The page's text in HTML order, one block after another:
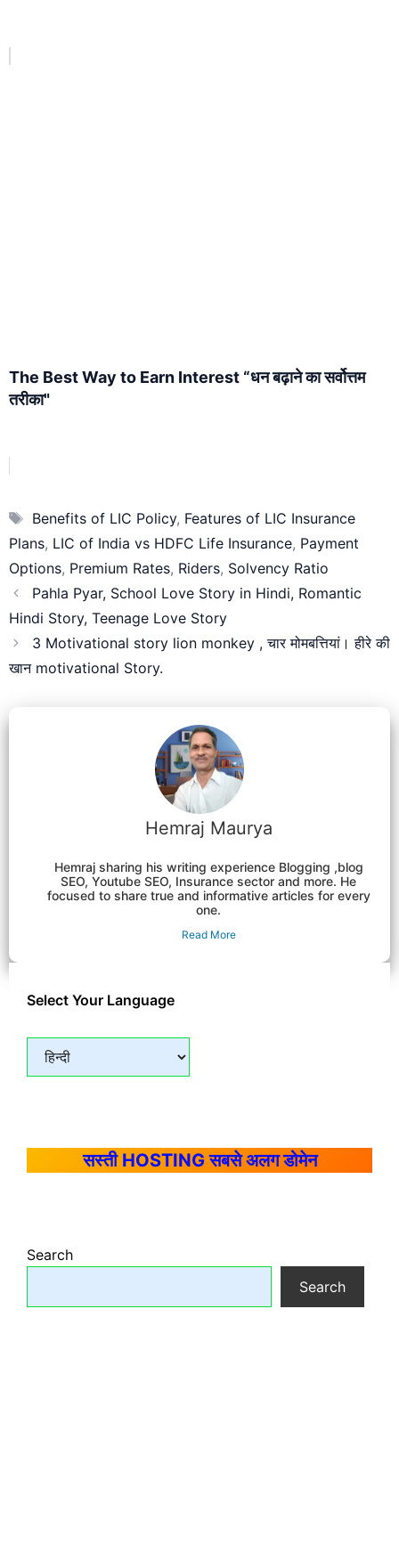
The Best Way to Earn Interest “धन बढ़ाने का सर्वोत्तम
तरीका"
Tags
Benefits of LIC Policy, Features of LIC Insurance
Plans, LIC of India vs HDFC Life Insurance, Payment
Options, Premium Rates, Riders, Solvency Ratio
Pahla Pyar, School Love Story in Hindi, Romantic
Hindi Story, Teenage Love Story
3 Motivational story lion monkey , चार मोमबत्तियां। हीरे की
खान motivational Story.
Hemraj Maurya
Hemraj sharing his writing experience Blogging ,blog
SEO, Youtube SEO, Insurance sector and more. He
focused to share true and informative articles for every
one.
Read More
Select Your Language
सस्ती HOSTING सबसे अलग डोमेन
Search
Search